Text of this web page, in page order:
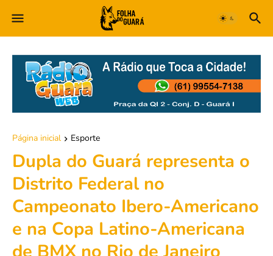
Página inicial Esporte
Dupla do Guará representa o
Distrito Federal no
Campeonato Ibero-Americano
e na Copa Latino-Americana